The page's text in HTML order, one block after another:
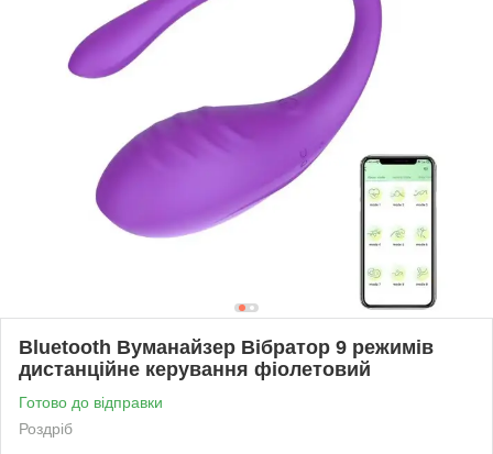
Bluetooth Вуманайзер Вібратор 9 режимів
дистанційне керування фіолетовий
Готово до відправки
Роздріб